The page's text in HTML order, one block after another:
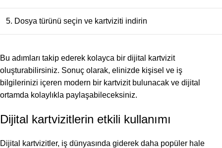
5. Dosya türünü seçin ve kartviziti indirin
Bu adımları takip ederek kolayca bir dijital kartvizit
oluşturabilirsiniz. Sonuç olarak, elinizde kişisel ve iş
bilgilerinizi içeren modern bir kartvizit bulunacak ve dijital
ortamda kolaylıkla paylaşabileceksiniz.
Dijital kartvizitlerin etkili kullanımı
Dijital kartvizitler, iş dünyasında giderek daha popüler hale